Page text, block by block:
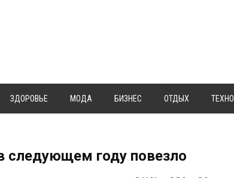
ЗДОРОВЬЕ МОДА БИЗНЕС ОТДЫХ ТЕХНО
следующем году повезло